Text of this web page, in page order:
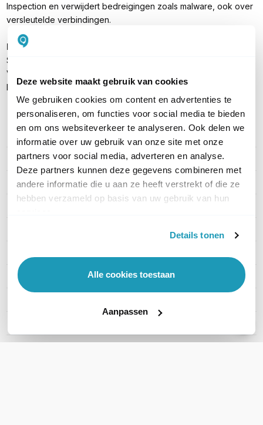
Deze website maakt gebruik van cookies
We gebruiken cookies om content en advertenties te
personaliseren, om functies voor social media te bieden
en om ons websiteverkeer te analyseren. Ook delen we
informatie over uw gebruik van onze site met onze
partners voor social media, adverteren en analyse.
Deze partners kunnen deze gegevens combineren met
andere informatie die u aan ze heeft verstrekt of die ze
hebben verzameld op basis van uw gebruik van hun
Details tonen
Alle cookies toestaan
Aanpassen
Inspection en verwijdert bedreigingen zoals malware, ook over
versleutelde verbindingen.
Inhoud verpakking
SonicWall NSA 5650
Voedingsadapter
Handleiding
PRODUCT DETAILS
Merk SonicWall
Artikelnummer 01-SSC-4342
0758479043423
Aantal WAN poorten 1